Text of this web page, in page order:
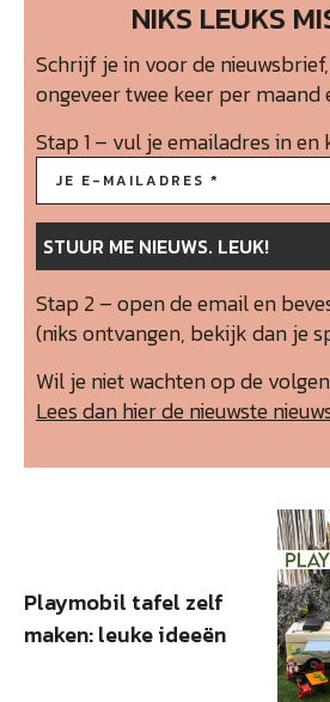
NIKS LEUKS
Schrijf je in voor de
ongeveer twee keer per maand
Stap 1 – vul je emailadres in
Stap 2 – open de email en
(niks ontvangen, bekijk dan je
Wil je niet wachten op de
Lees dan hier de nieuwste
Playmobil tafel zelf
maken: leuke ideeën